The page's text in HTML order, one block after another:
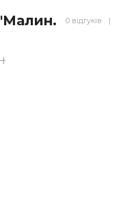
0 відгуків
|